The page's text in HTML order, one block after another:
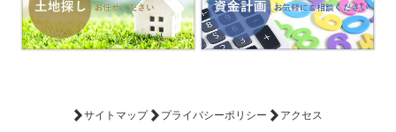
サイトマップ プライバシーポリシー アクセス